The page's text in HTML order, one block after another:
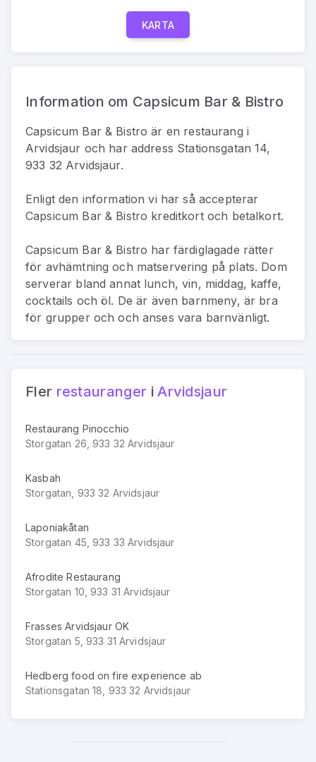
KARTA
Information om Capsicum Bar & Bistro
Capsicum Bar & Bistro är en restaurang i
Arvidsjaur och har address Stationsgatan 14,
933 32 Arvidsjaur.
Enligt den information vi har så accepterar
Capsicum Bar & Bistro kreditkort och betalkort.
Capsicum Bar & Bistro har färdiglagade rätter
för avhämtning och matservering på plats. Dom
serverar bland annat lunch, vin, middag, kaffe,
cocktails och öl. De är även barnmeny, är bra
för grupper och och anses vara barnvänligt.
Fler restauranger i Arvidsjaur
Restaurang Pinocchio
Storgatan 26, 933 32 Arvidsjaur
Kasbah
Storgatan, 933 32 Arvidsjaur
Laponiakåtan
Storgatan 45, 933 33 Arvidsjaur
Afrodite Restaurang
Storgatan 10, 933 31 Arvidsjaur
Frasses Arvidsjaur OK
Storgatan 5, 933 31 Arvidsjaur
Hedberg food on fire experience ab
Stationsgatan 18, 933 32 Arvidsjaur